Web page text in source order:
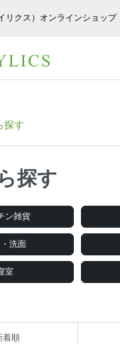
リクス）オンラインショップ
探す
探す
ン雑貨
洗面
室
着順